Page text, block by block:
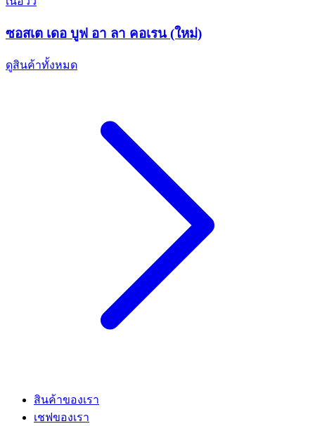
ซอสเต เดอ บูฟ อา ลา คอเรน (ใหม่)
ดูสินค้าทั้งหมด
สินค้าของเรา
เชฟของเรา